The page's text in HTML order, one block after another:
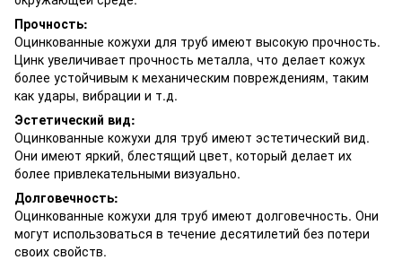
Прочность:
Оцинкованные кожухи для труб имеют высокую прочность.
Цинк увеличивает прочность металла, что делает кожух
более устойчивым к механическим повреждениям, таким
как удары, вибрации и т.д.
Эстетический вид:
Оцинкованные кожухи для труб имеют эстетический вид.
Они имеют яркий, блестящий цвет, который делает их
более привлекательными визуально.
Долговечность:
Оцинкованные кожухи для труб имеют долговечность. Они
могут использоваться в течение десятилетий без потери
своих свойств.